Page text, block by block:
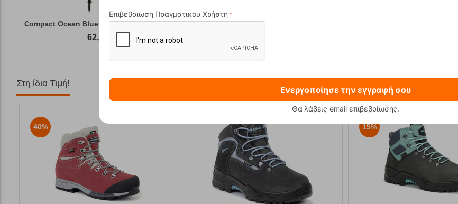
Compact Ocean Blue Τηλεσκοπικά Μπατόν Πεζ...
62,50
Winter Gas 230g Φιάλη Υγραεριού Primus
Στη ίδια Τιμή!
40% 15%
Επιβεβαιωση Πραγματικου Χρήστη
Ενεργοποίησε την εγγραφή σου
Θα λάβεις email επιβεβαίωσης.